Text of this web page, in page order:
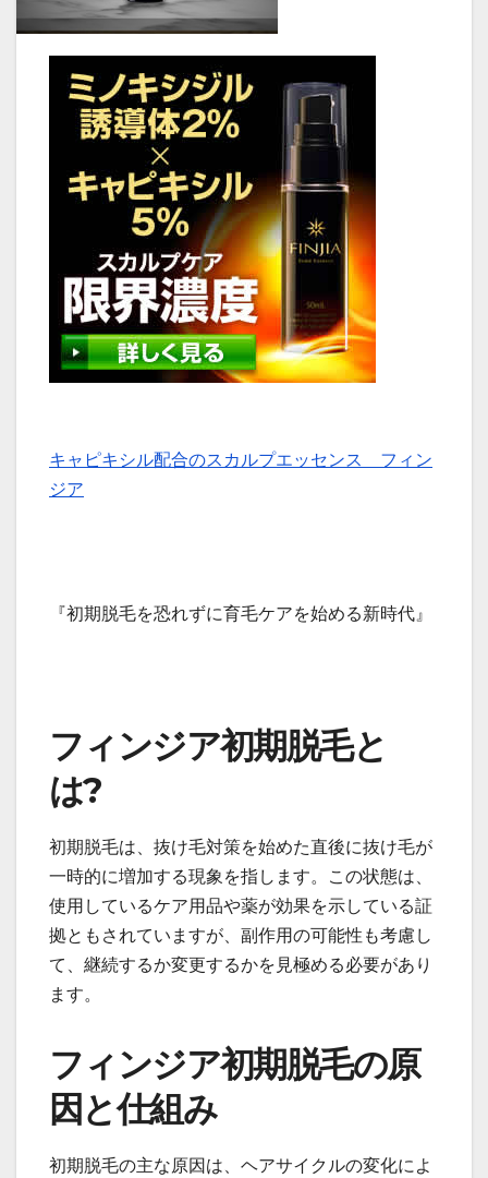
キャピキシル配合のスカルプエッセンス フィン
ジア
『初期脱毛を恐れずに育毛ケアを始める新時代』
フィンジア初期脱毛と
は?
初期脱毛は、抜け毛対策を始めた直後に抜け毛が
一時的に増加する現象を指します。この状態は、
使用しているケア用品や薬が効果を示している証
拠ともされていますが、副作用の可能性も考慮し
て、継続するか変更するかを見極める必要があり
ます。
フィンジア初期脱毛の原
因と仕組み
初期脱毛の主な原因は、ヘアサイクルの変化によ